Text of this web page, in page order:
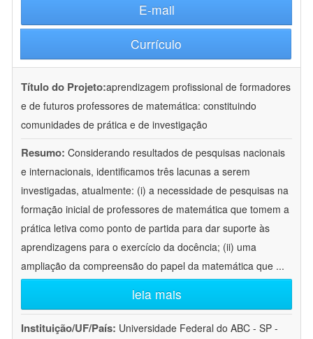
E-mail
Currículo
Título do Projeto:aprendizagem profissional de formadores
e de futuros professores de matemática: constituindo
comunidades de prática e de investigação
Resumo: Considerando resultados de pesquisas nacionais
e internacionais, identificamos três lacunas a serem
investigadas, atualmente: (i) a necessidade de pesquisas na
formação inicial de professores de matemática que tomem a
prática letiva como ponto de partida para dar suporte às
aprendizagens para o exercício da docência; (ii) uma
ampliação da compreensão do papel da matemática que ...
leia mais
Instituição/UF/País: Universidade Federal do ABC - SP -